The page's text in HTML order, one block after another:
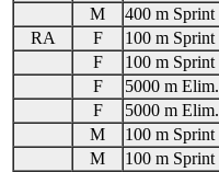
M 400 m Sprint
RA
F 100 m Sprint
F
100 m Sprint
F
5000 m Elim.
F
5000 m Elim.
M
100 m Sprint
M
100 m Sprint